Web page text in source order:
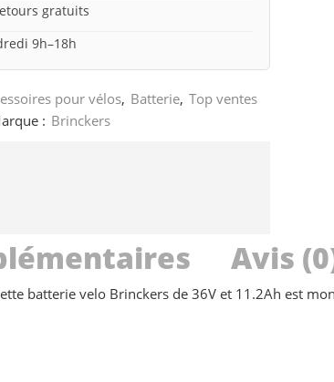
gratuits
9h–18h
pour vélos, Batterie, Top ventes
: Brinckers
Avis
batterie velo Brinckers de 36V et 11.2Ah est